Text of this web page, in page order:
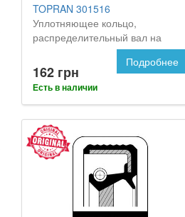
TOPRAN 301516
Уплотняющее кольцо,
распределительный вал на
162 грн
Есть в наличии
Подробнее